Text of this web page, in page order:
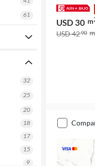
61
32
25
20
18
17
15
9
USD 30 m
USD 4290